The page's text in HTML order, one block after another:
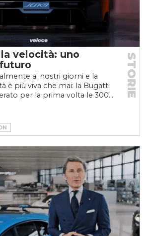
velocità: uno
ai nostri giorni e la
è più viva che mai: la Bugatti
per la prima volta le 300...
STORIE
SUPER SPORT 300+
VON KOENIGSEGG
ABSOLUT
#RECORD
#SSC TUATARA